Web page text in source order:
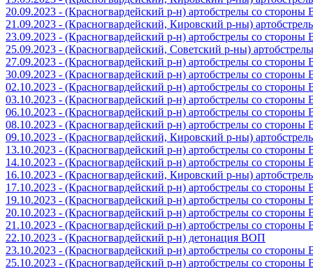
20.09.2023 - (Красногвардейский р-н) артобстрелы со
21.09.2023 - (Красногвардейский, Кировский р-ны)
23.09.2023 - (Красногвардейский р-н) артобстрелы со
25.09.2023 - (Красногвардейский, Советский р-ны)
27.09.2023 - (Красногвардейский р-н) артобстрелы со
30.09.2023 - (Красногвардейский р-н) артобстрелы со
02.10.2023 - (Красногвардейский р-н) артобстрелы со
03.10.2023 - (Красногвардейский р-н) артобстрелы со
06.10.2023 - (Красногвардейский р-н) артобстрелы со
08.10.2023 - (Красногвардейский р-н) артобстрелы со
09.10.2023 - (Красногвардейский, Кировский р-ны)
13.10.2023 - (Красногвардейский р-н) артобстрелы со
14.10.2023 - (Красногвардейский р-н) артобстрелы со
16.10.2023 - (Красногвардейский, Кировский р-ны)
17.10.2023 - (Красногвардейский р-н) артобстрелы со
19.10.2023 - (Красногвардейский р-н) артобстрелы со
20.10.2023 - (Красногвардейский р-н) артобстрелы со
21.10.2023 - (Красногвардейский р-н) артобстрелы со
22.10.2023 - (Красногвардейский р-н) детонация ВОП
23.10.2023 - (Красногвардейский р-н) артобстрелы со
25.10.2023 - (Красногвардейский р-н) артобстрелы со